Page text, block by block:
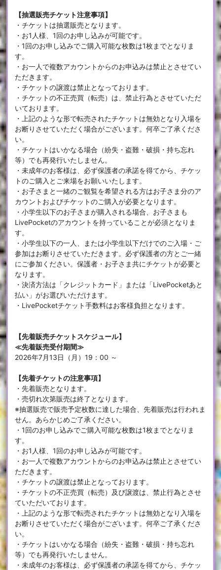
【抽選販売チケット注意事項】
・チケットは抽選販売となります。
・お1人様、1回のお申し込みが可能です。
・1回のお申し込みでご購入可能な枚数は1枚までとなりま
す。
・お一人で複数アカウントからのお申込みは禁止とさせてい
ただきます。
・チケットの譲渡は禁止となっております。
・チケットの不正売買（転売）は、禁止行為とさせていただ
いております。
・上記のような形で転売されたチケットは無効となり入場を
お断りさせていただく場合がございます。何卒ご了承くださ
い。
・チケットはいかなる場合（紛失・盗難・破損・持ち忘れ
等）でも再発行いたしません。
・未成年のお客様は、必ず保護者の承諾を得てから、チケッ
トのご購入とご来場をお願いいたします。
・お子さまと一緒のご観覧を希望される方はお子さま分のア
カウントおよびチケットのご購入が必要となります。
・小学生以下のお子さまが購入される場合、お子さまも
LivePocketのアカウントを持っていることが必須となりま
す。
・小学生以下の一人、または小学生以下だけでのご入場・ご
参加はお断りさせていただきます。必ず保護者の方とご一緒
にご参加ください。保護者・お子さま共にチケットが必要と
なります。
・決済方法は「クレジットカード」または「LivePocketあと
払い」がお選びいただけます。
・LivePocketチケット手数料はお客様負担となります。
【先着販売チケットスケジュール】
≪先着販売受付期間≫
2026年7月13日（月）19：00 ～
【先着チケットの注意事項】
・先着販売となります。
・売切れ次第販売は終了となります。
※抽選販売で販売予定枚数に達した場合、先着販売は行われま
せん。あらかじめご了承ください。
・1回のお申し込みでご購入可能な枚数は1枚までとなりま
す。
・お1人様、1回のお申し込みが可能です。
・お一人で複数アカウントからのお申込みは禁止とさせてい
ただきます。
・チケットの譲渡は禁止となっております。
・チケットの不正売買（転売）及び譲渡は、禁止行為とさせ
ていただいております。
・上記のような形で転売されたチケットは無効となり入場を
お断りさせていただく場合がございます。何卒ご了承くださ
い。
・チケットはいかなる場合（紛失・盗難・破損・持ち忘れ
等）でも再発行いたしません。
・未成年のお客様は、必ず保護者の承諾を得てから、チケッ